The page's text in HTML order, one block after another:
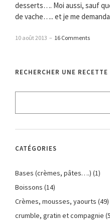
desserts…. Moi aussi, sauf
de vache….. et je me
10 août 2013 – 16 Comments
RECHERCHER UNE RECETTE
CATÉGORIES
Bases (crèmes, pâtes….) (1)
Boissons (14)
Crèmes, mousses, yaourts (49)
crumble, gratin et compagnie